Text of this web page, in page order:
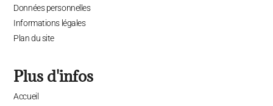
Données personnelles
Informations légales
Plan du site
Plus d'infos
Accueil